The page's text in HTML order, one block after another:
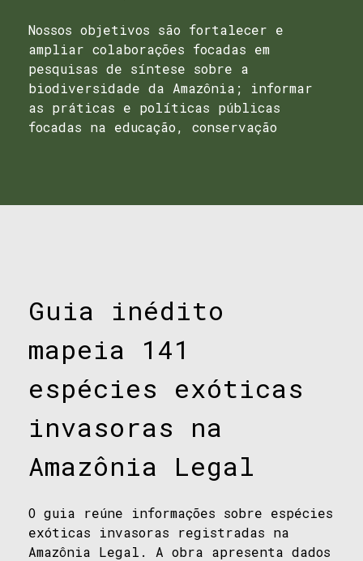
Nossos objetivos são fortalecer e
ampliar colaborações focadas em
pesquisas de síntese sobre a
biodiversidade da Amazônia; informar
as práticas e políticas públicas
focadas na educação, conservação
Guia inédito
mapeia 141
espécies exóticas
invasoras na
Amazônia Legal
O guia reúne informações sobre espécies
exóticas invasoras registradas na
Amazônia Legal. A obra apresenta dados